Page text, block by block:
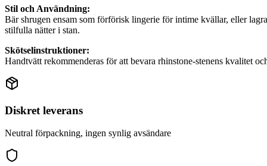
Stil och Användning:
Bär shrugen ensam som förförisk lingerie för intime kvällar, eller
stilfulla nätter i stan.
Skötselinstruktioner:
Handtvätt rekommenderas för att bevara rhinstone-stenens kvalitet
Diskret leverans
Neutral förpackning, ingen synlig avsändare